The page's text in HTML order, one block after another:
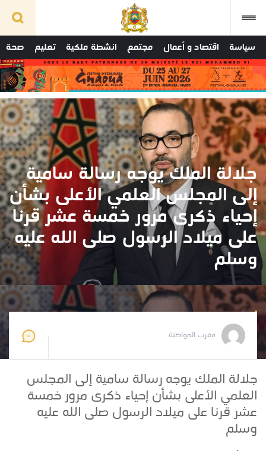
سياسة اقتصاد و أعمال مجتمع انشطة ملكية تعليم صحة
جلالة الملك يوجه رسالة سامية
إلى المجلس العلمي الأعلى بشأن
إحياء ذكرى مرور خمسة عشر قرنا
على ميلاد الرسول صلى الله عليه
وسلم
مغرب المواطنة:
جلالة الملك يوجه رسالة سامية إلى المجلس
العلمي الأعلى بشأن إحياء ذكرى مرور خمسة
عشر قرنا على ميلاد الرسول صلى الله عليه
وسلم